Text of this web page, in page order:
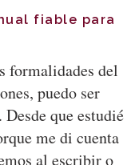
fiable para
formalidades del
puedo ser
que estudié
me di cuenta
al escribir o